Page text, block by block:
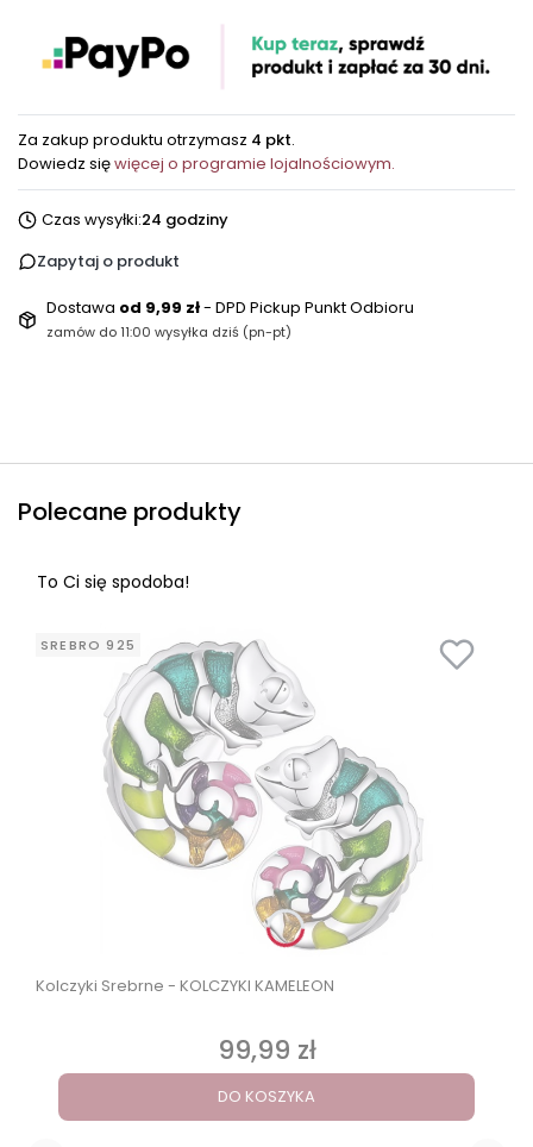
Za zakup produktu otrzymasz 4 pkt.
Dowiedz sięwięcej o programie lojalnościowym.
Czas wysyłki:24 godziny
Zapytaj o produkt
Dostawa od 9,99 zł- DPD Pickup Punkt Odbioru
zamów do 11:00 wysyłka dziś (pn-pt)
Polecane produkty
To Ci się spodoba!
SREBRO 925
Kolczyki Srebrne - KOLCZYKI KAMELEON
Cena
99,99 zł
DO KOSZYKA